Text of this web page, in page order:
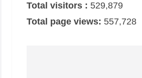
Total visitors : 529,879
Total page views: 557,728